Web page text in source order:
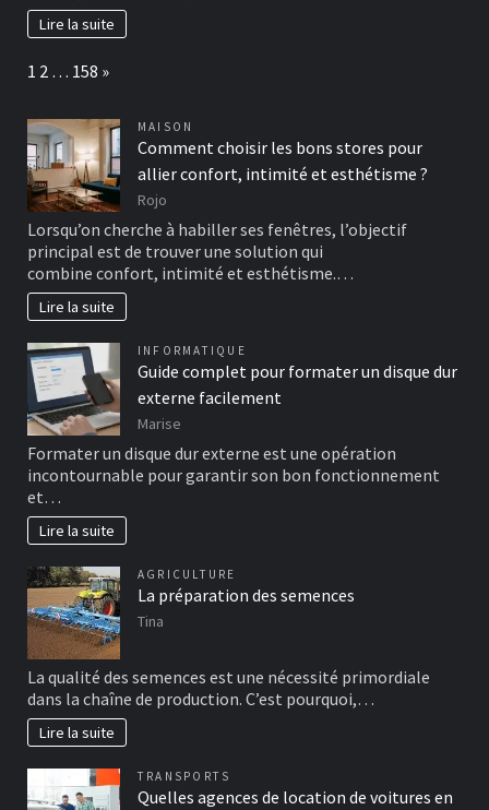
Lire la suite
Page:
1 2 … 158 Next
»
MAISON
Comment choisir les bons stores pour
allier confort, intimité et esthétisme ?
Rojo
Lorsqu’on cherche à habiller ses fenêtres, l’objectif
principal est de trouver une solution qui
combine confort, intimité et esthétisme.…
Lire la suite
INFORMATIQUE
Guide complet pour formater un disque dur
externe facilement
Marise
Formater un disque dur externe est une opération
incontournable pour garantir son bon fonctionnement
et…
Lire la suite
AGRICULTURE
La préparation des semences
Tina
La qualité des semences est une nécessité primordiale
dans la chaîne de production. C’est pourquoi,…
Lire la suite
TRANSPORTS
Quelles agences de location de voitures en